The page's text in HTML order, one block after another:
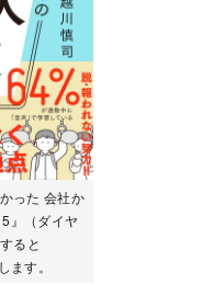
った 会社か
』（ダイヤ
ると
す。